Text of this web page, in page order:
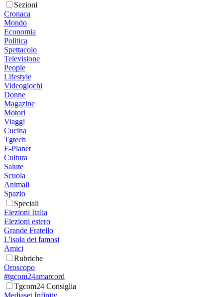
Sezioni
Cronaca
Mondo
Economia
Politica
Spettacolo
Televisione
People
Lifestyle
Videogiochi
Donne
Magazine
Motori
Viaggi
Cucina
Tgtech
E-Planet
Cultura
Salute
Scuola
Animali
Spazio
Speciali
Elezioni Italia
Elezioni estero
Grande Fratello
L'isola dei famosi
Amici
Rubriche
Oroscopo
#tgcom24amarcord
Tgcom24 Consiglia